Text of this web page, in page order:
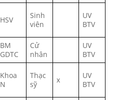
HSV
Sinh
viên
UV
BTV
BM
GDTC
Cử
nhân
UV
BTV
Khoa
N
Thạc
sỹ
x
UV
BTV